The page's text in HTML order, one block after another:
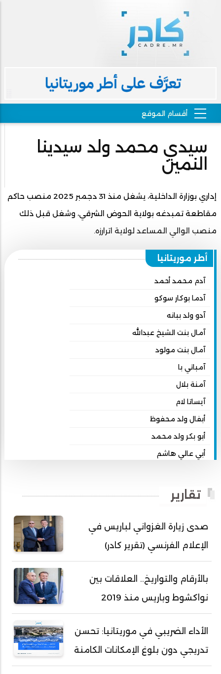
سيدي محمد ولد سيدينا
النمين
إداري بوزارة الداخلية، يشغل منذ 31 دجمبر 2025 منصب حاكم
مقاطعة تمبدغه بولاية الحوض الشرقي، وشغل قبل ذلك
منصب الوالي المساعد لولاية اترارزه.
أطر موريتانيا
آدم محمد أحمد
آدما بوكار سوكو
آدو ولد ببانه
آمال بنت الشيخ عبدالله
آمال بنت مولود
آمباتي با
آمنة بلال
آيساتا لام
أبفال ولد محفوظ
أبو بكر ولد محمد
أبي عالي هاشم
أحمد بداه
أحمد دداهي مختار
أحمد زيدان ولد محمد محمود
أحمد سالم بكار
أحمد سالم ولد بده
أحمد سالم ولد بكار
أحمد سيد أحمد أج
أحمد طالب ولد محمد
تقارير
صدى زيارة الغزواني لباريس في
الإعلام الفرنسي (تقرير كادر)
بالأرقام والتواريخ.. العلاقات بين
نواكشوط وباريس منذ 2019
الأداء الضريبي في موريتانيا: تحسن
تدريجي دون بلوغ الإمكانات الكامنة